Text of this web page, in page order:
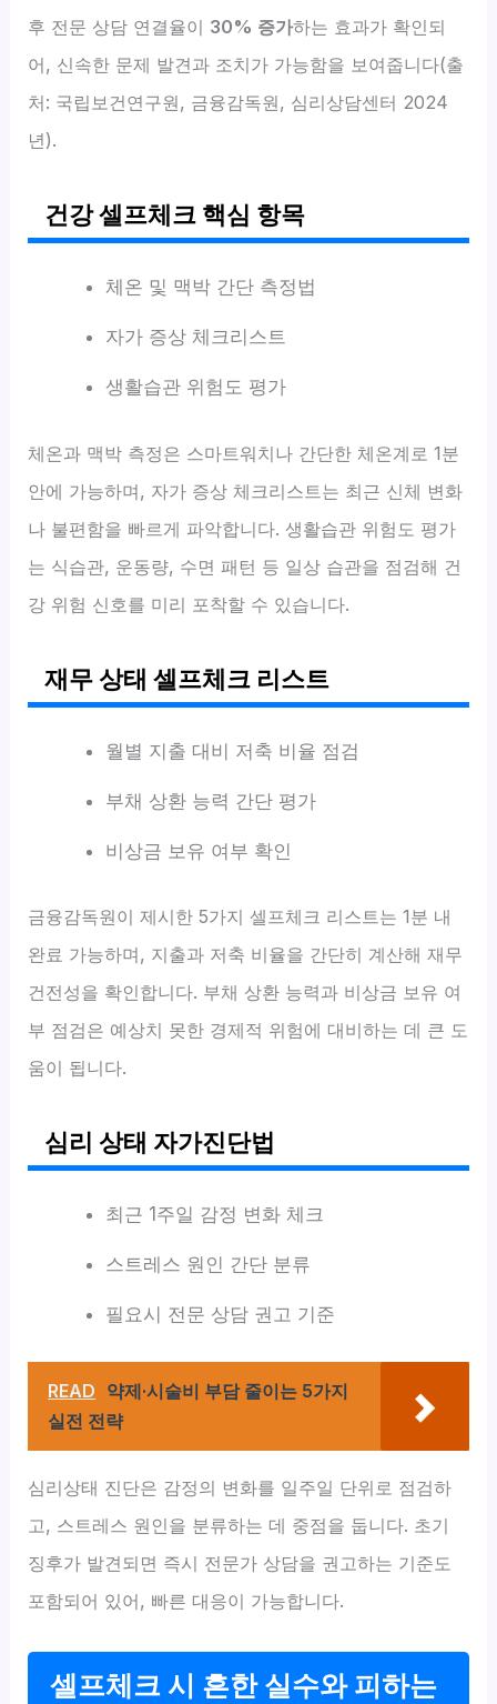
후 전문 상담 연결율이 30% 증가하는 효과가 확인되
어, 신속한 문제 발견과 조치가 가능함을 보여줍니다(출
처: 국립보건연구원, 금융감독원, 심리상담센터 2024
년).
건강 셀프체크 핵심 항목
체온 및 맥박 간단 측정법
자가 증상 체크리스트
생활습관 위험도 평가
체온과 맥박 측정은 스마트워치나 간단한 체온계로 1분
안에 가능하며, 자가 증상 체크리스트는 최근 신체 변화
나 불편함을 빠르게 파악합니다. 생활습관 위험도 평가
는 식습관, 운동량, 수면 패턴 등 일상 습관을 점검해 건
강 위험 신호를 미리 포착할 수 있습니다.
재무 상태 셀프체크 리스트
월별 지출 대비 저축 비율 점검
부채 상환 능력 간단 평가
비상금 보유 여부 확인
금융감독원이 제시한 5가지 셀프체크 리스트는 1분 내
완료 가능하며, 지출과 저축 비율을 간단히 계산해 재무
건전성을 확인합니다. 부채 상환 능력과 비상금 보유 여
부 점검은 예상치 못한 경제적 위험에 대비하는 데 큰 도
움이 됩니다.
심리 상태 자가진단법
최근 1주일 감정 변화 체크
스트레스 원인 간단 분류
필요시 전문 상담 권고 기준
READ 약제·시술비 부담 줄이는 5가지
실전 전략
심리상태 진단은 감정의 변화를 일주일 단위로 점검하
고, 스트레스 원인을 분류하는 데 중점을 둡니다. 초기
징후가 발견되면 즉시 전문가 상담을 권고하는 기준도
포함되어 있어, 빠른 대응이 가능합니다.
셀프체크 시 흔한 실수와 피하는